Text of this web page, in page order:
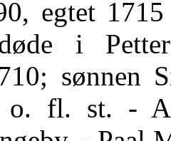
egtet
i
sønnen
o. fl. st. -